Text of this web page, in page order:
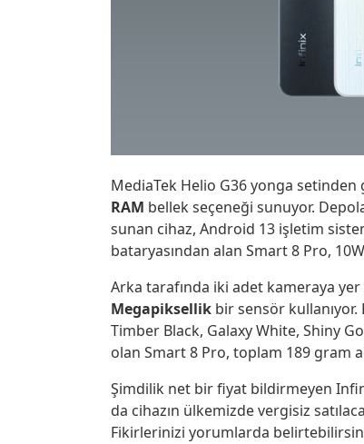
MediaTek Helio G36 yonga setinden
RAM bellek seçeneği sunuyor.
sunan cihaz, Android 13 işletim
bataryasından alan Smart 8 Pro,
Arka tarafında iki adet kameraya yer
Megapiksellik bir sensör
Timber Black, Galaxy White, Shiny
olan Smart 8 Pro, toplam 189 gram
Şimdilik net bir fiyat bildirmeyen
da cihazın ülkemizde vergisiz
Fikirlerinizi yorumlarda